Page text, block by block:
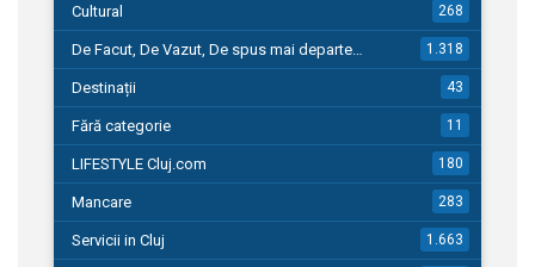
Cultural 268
De Facut, De Vazut, De spus mai departe… 1.318
Destinații 43
Fără categorie 11
LIFESTYLE Cluj.com 180
Mancare 283
Servicii in Cluj 1.663